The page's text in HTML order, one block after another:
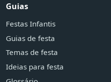
Guias
Festas Infantis
Guias de festa
Temas de festa
Ideias para festa